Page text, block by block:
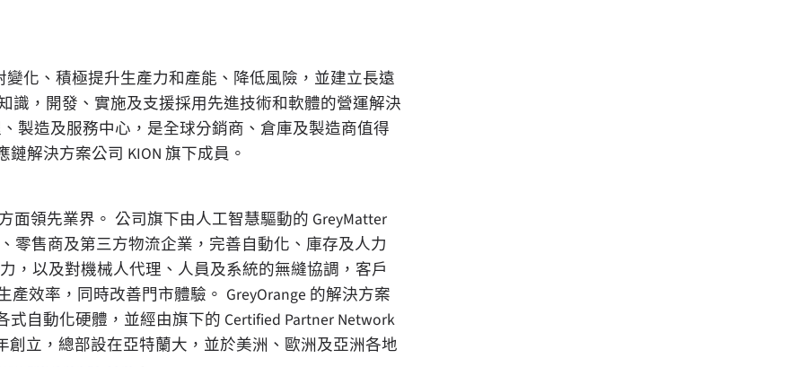
化、積極提升生產力和產能、降低風險，並建立長遠
識，開發、實施及支援採用先進技術和軟體的營運解決
製造及服務中心，是全球分銷商、倉庫及製造商值得
解決方案公司 KION 旗下成員。
面領先業界。 公司旗下由人工智慧驅動的 GreyMatter
零售商及第三方物流企業，完善自動化、庫存及人力
，以及對機械人代理、人員及系統的無縫協調，客戶
效率，同時改善門市體驗。 GreyOrange 的解決方案
自動化硬體，並經由旗下的 Certified Partner Network
創立，總部設在亞特蘭大，並於美洲、歐洲及亞洲各地